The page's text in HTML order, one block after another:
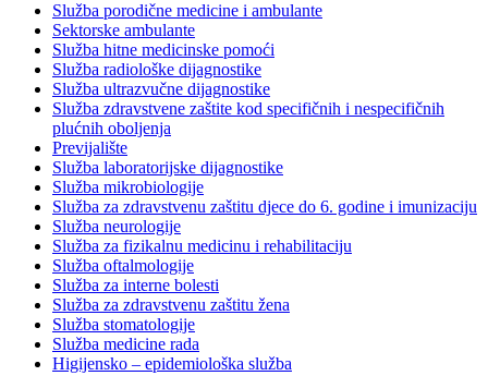
Služba porodične medicine i ambulante
Sektorske ambulante
Služba hitne medicinske pomoći
Služba radiološke dijagnostike
Služba ultrazvučne dijagnostike
Služba zdravstvene zaštite kod specifičnih i nespecifičnih
plućnih oboljenja
Previjalište
Služba laboratorijske dijagnostike
Služba mikrobiologije
Služba za zdravstvenu zaštitu djece do 6. godine i imunizaciju
Služba neurologije
Služba za fizikalnu medicinu i rehabilitaciju
Služba oftalmologije
Služba za interne bolesti
Služba za zdravstvenu zaštitu žena
Služba stomatologije
Služba medicine rada
Higijensko – epidemiološka služba